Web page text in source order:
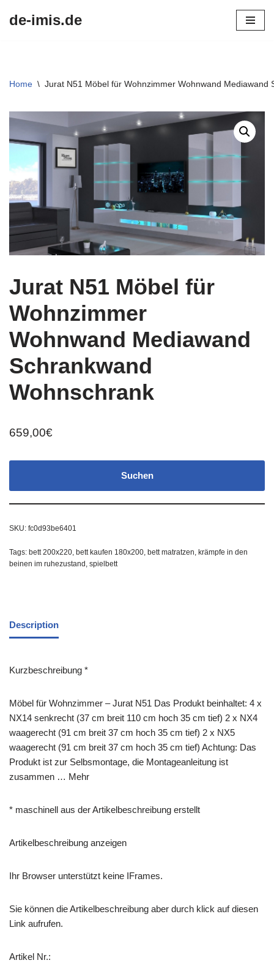
de-imis.de
Home \ Jurat N51 Möbel für Wohnzimmer Wohnwand Mediawand
Jurat N51 Möbel für
Wohnzimmer
Wohnwand Mediawand
Schrankwand
Wohnschrank
659,00€
Suchen
SKU: fc0d93be6401
Tags: bett 200x220, bett kaufen 180x200, bett matratzen, krämpfe in den
beinen im ruhezustand , spielbett
Description
Kurzbeschreibung *
Möbel für Wohnzimmer – Jurat N51 Das Produkt beinhaltet: 4 x
NX14 senkrecht (37 cm breit 110 cm hoch 35 cm tief) 2 x NX4
waagerecht (91 cm breit 37 cm hoch 35 cm tief) 2 x NX5
waagerecht (91 cm breit 37 cm hoch 35 cm tief) Achtung: Das
Produkt ist zur Selbsmontage, die Montageanleitung ist
zusammen … Mehr
* maschinell aus der Artikelbeschreibung erstellt
Artikelbeschreibung anzeigen
Ihr Browser unterstützt keine IFrames.
Sie können die Artikelbeschreibung aber durch klick auf diesen
Link aufrufen.
Artikel Nr.: